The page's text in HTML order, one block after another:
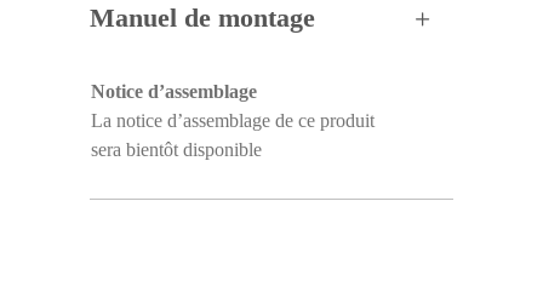
Manuel de montage
Notice d’assemblage
La notice d’assemblage de ce produit
sera bientôt disponible